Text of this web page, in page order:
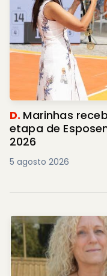
D. Marinhas
etapa de
2026
5 agosto 2026